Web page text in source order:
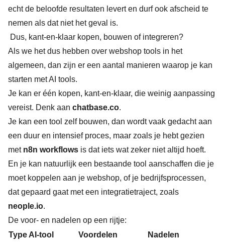
echt de beloofde resultaten levert en durf ook afscheid te
nemen als dat niet het geval is.
Dus, kant-en-klaar kopen, bouwen of integreren?
Als we het dus hebben over webshop tools in het
algemeen, dan zijn er een aantal manieren waarop je kan
starten met AI tools.
Je kan er één kopen, kant-en-klaar, die weinig aanpassing
vereist. Denk aan chatbase.co.
Je kan een tool zelf bouwen, dan wordt vaak gedacht aan
een duur en intensief proces, maar zoals je hebt gezien
met n8n workflows is dat iets wat zeker niet altijd hoeft.
En je kan natuurlijk een bestaande tool aanschaffen die je
moet koppelen aan je webshop, of je bedrijfsprocessen,
dat gepaard gaat met een integratietraject, zoals
neople.io.
De voor- en nadelen op een rijtje:
Type AI-tool
Voordelen Nadelen